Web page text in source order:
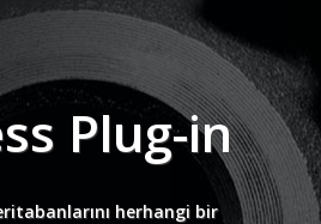
Plug-in
herhangi bir